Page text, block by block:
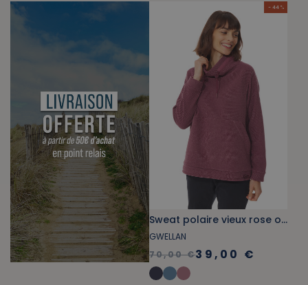
- 44 %
Sweat polaire vieux rose orchid
GWELLAN
70,00 €39,00 €